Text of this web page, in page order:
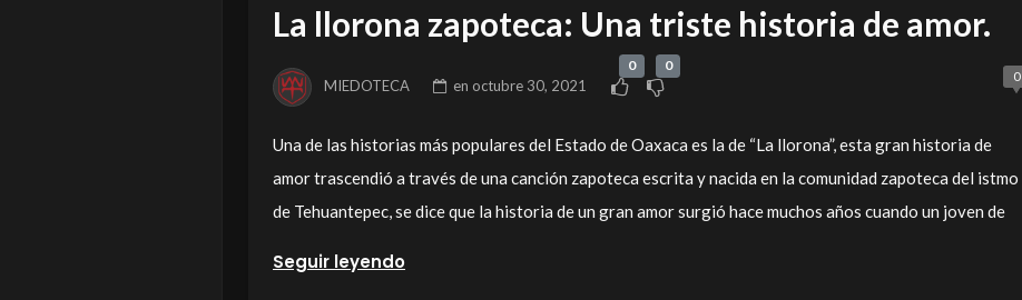
La llorona zapoteca: Una triste historia de amor.
MIEDOTECA en octubre 30, 2021
0 0
0
Una de las historias más populares del Estado de Oaxaca es la de “La llorona”, esta gran historia de
amor trascendió a través de una canción zapoteca escrita y nacida en la comunidad zapoteca del istmo
de Tehuantepec, se dice que la historia de un gran amor surgió hace muchos años cuando un joven de
Seguir leyendo